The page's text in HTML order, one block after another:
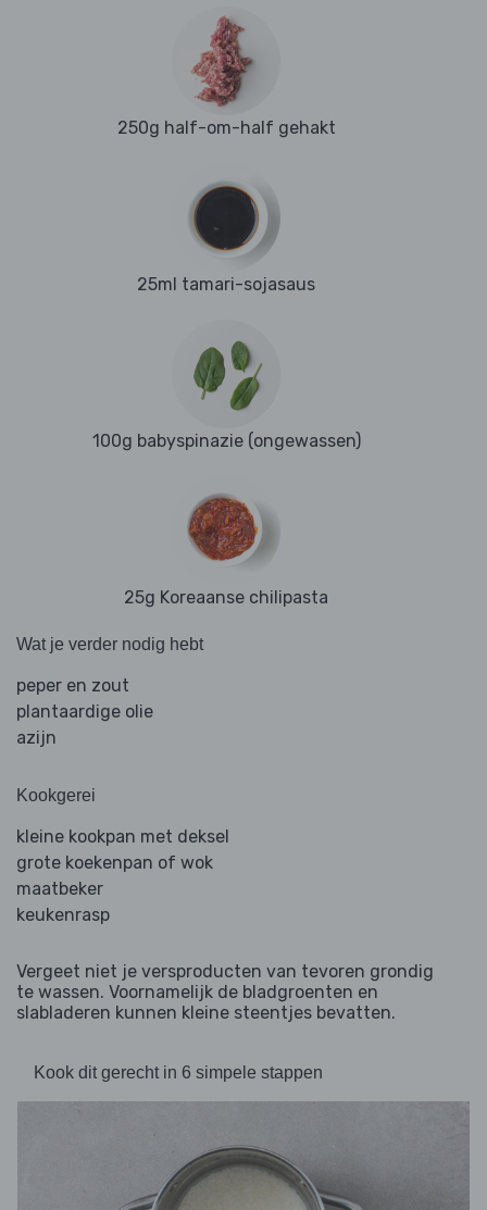
250g half-om-half gehakt
25ml tamari-sojasaus
100g babyspinazie (ongewassen)
25g Koreaanse chilipasta
Wat je verder nodig hebt
peper en zout
plantaardige olie
azijn
Kookgerei
kleine kookpan met deksel
grote koekenpan of wok
maatbeker
keukenrasp
Vergeet niet je versproducten van tevoren grondig
te wassen. Voornamelijk de bladgroenten en
slabladeren kunnen kleine steentjes bevatten.
Kook dit gerecht in 6 simpele stappen